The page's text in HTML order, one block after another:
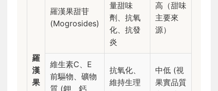
羅
漢
果
羅漢果甜苷
(Mogrosides)
量甜味
劑、抗氧
化、抗發
炎
高（甜味
主要來
源）
維生素C、E
前驅物、礦物
質 (鉀、鈣、
抗氧化、
維持生理
中低 (視
果實品質